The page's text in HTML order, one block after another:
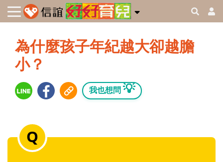
為什麼孩子年紀越大卻越膽
小？
我也想問 💡